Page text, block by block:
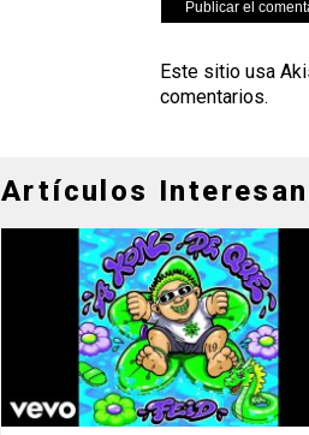
Este sitio usa
comentarios.
Artículos